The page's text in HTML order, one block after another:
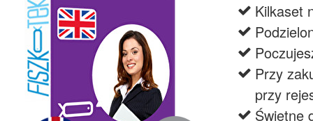
Kilkaset
Przy
przy
Świetne